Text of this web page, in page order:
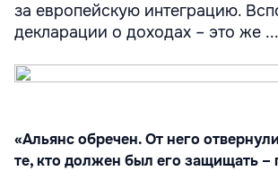
за европейскую интеграцию.
декларации о доходах – это же ...
«Альянс обречен. От него
те, кто должен был его защищать –